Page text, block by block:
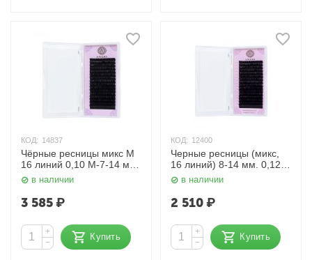
КОД: 14837
Чёрные ресницы микс M
16 линий 0,10 M-7-14 мм.
Enigma
в наличии
3 585₽
+
−
Купить
КОД: 12400
Черные ресницы (микс,
16 линий) 8-14 мм. 0,12
мм. Enigma
в наличии
2 510₽
+
−
Купить